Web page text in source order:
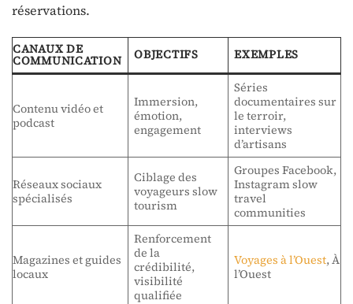
réservations.
CANAUX DE
COMMUNICATION OBJECTIFS EXEMPLES
Contenu vidéo et
podcast
Immersion,
émotion,
engagement
Séries
documentaires sur
le terroir,
interviews
d’artisans
Réseaux sociaux
spécialisés
Ciblage des
voyageurs slow
tourism
Groupes Facebook,
Instagram slow
travel
communities
Magazines et guides
locaux
Renforcement
de la
crédibilité,
visibilité
qualifiée
Voyages à l’Ouest, À
l’Ouest